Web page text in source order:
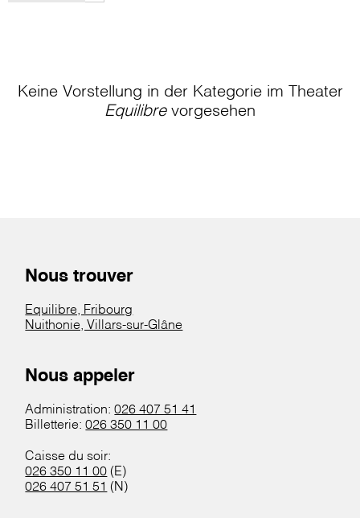
Keine Vorstellung in der Kategorie im Theater
Equilibrevorgesehen
Nous trouver
Equilibre, Fribourg
Nuithonie, Villars-sur-Glâne
Nous appeler
Administration:026 407 51 41
Billetterie:026 350 11 00
Caisse du soir:
026 350 11 00 (E)
026 407 51 51 (N)